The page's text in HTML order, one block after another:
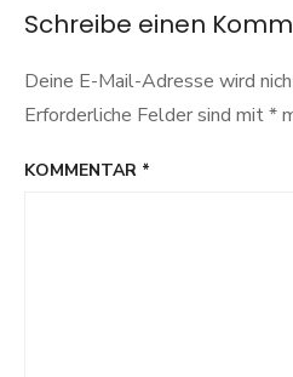
and
Field
Schreibe einen
Deine E-Mail-Adresse wird
Erforderliche Felder sind mit*
KOMMENTAR *